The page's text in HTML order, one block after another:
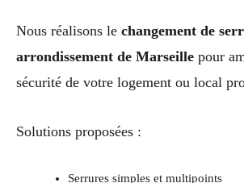
Nous réalisons le changement de
arrondissement de Marseille pour
sécurité de votre logement ou local
Solutions proposées :
Serrures simples et multipoints